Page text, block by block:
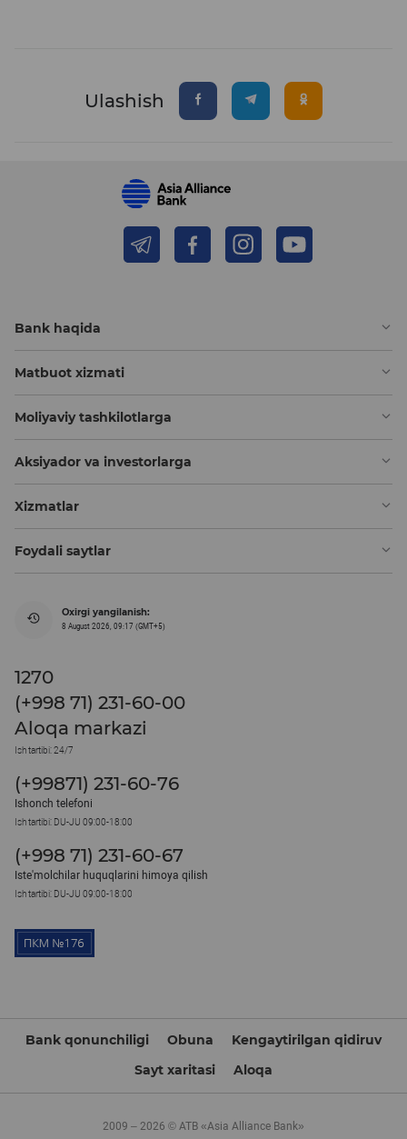
Ulashish
Bank haqida
Matbuot xizmati
Moliyaviy tashkilotlarga
Aksiyador va investorlarga
Xizmatlar
Foydali saytlar
Oxirgi yangilanish:
8 August 2026, 09:17 (GMT+5)
1270
(+998 71) 231-60-00
Aloqa markazi
Ish tartibi: 24/7
(+99871) 231-60-76
Ishonch telefoni
Ish tartibi: DU-JU 09:00-18:00
(+998 71) 231-60-67
Iste'molchilar huquqlarini himoya qilish
Ish tartibi: DU-JU 09:00-18:00
Bank qonunchiligi Obuna
Kengaytirilgan qidiruv
Sayt xaritasi
Aloqa
2009 – 2026 © ATB «Asia Alliance Bank»